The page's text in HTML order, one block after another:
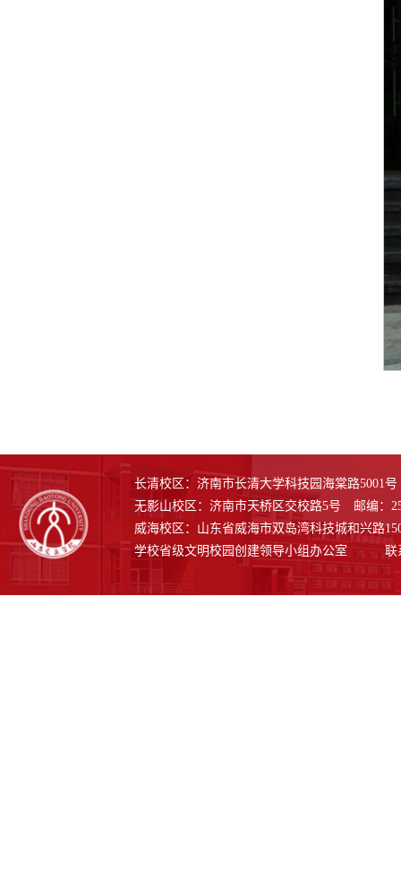
长清校区：济南市长清大学科技园海棠路5001号
无影山校区：济南市天桥区交校路5号 邮编：
威海校区：山东省威海市双岛湾科技城和兴路
学校省级文明校园创建领导小组办公室 联系